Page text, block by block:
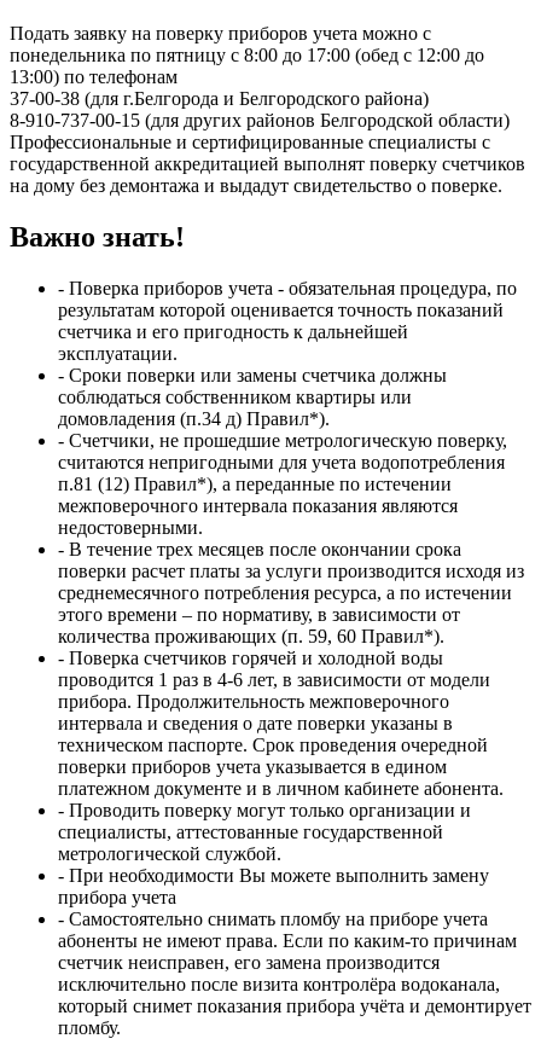
Подать заявку на поверку приборов учета можно с
понедельника по пятницу с 8:00 до 17:00 (обед с 12:00 до
13:00) по телефонам
37-00-38 (для г.Белгорода и Белгородского района)
8-910-737-00-15 (для других районов Белгородской области)
Профессиональные и сертифицированные специалисты с
государственной аккредитацией выполнят поверку счетчиков
на дому без демонтажа и выдадут свидетельство о поверке.
Важно знать!
- Поверка приборов учета - обязательная процедура, по
результатам которой оценивается точность показаний
счетчика и его пригодность к дальнейшей
эксплуатации.
- Сроки поверки или замены счетчика должны
соблюдаться собственником квартиры или
домовладения (п.34 д) Правил*).
- Счетчики, не прошедшие метрологическую поверку,
считаются непригодными для учета водопотребления
п.81 (12) Правил*), а переданные по истечении
межповерочного интервала показания являются
недостоверными.
- В течение трех месяцев после окончании срока
поверки расчет платы за услуги производится исходя из
среднемесячного потребления ресурса, а по истечении
этого времени – по нормативу, в зависимости от
количества проживающих (п. 59, 60 Правил*).
- Поверка счетчиков горячей и холодной воды
проводится 1 раз в 4-6 лет, в зависимости от модели
прибора. Продолжительность межповерочного
интервала и сведения о дате поверки указаны в
техническом паспорте. Срок проведения очередной
поверки приборов учета указывается в едином
платежном документе и в личном кабинете абонента.
- Проводить поверку могут только организации и
специалисты, аттестованные государственной
метрологической службой.
- При необходимости Вы можете выполнить замену
прибора учета
- Самостоятельно снимать пломбу на приборе учета
абоненты не имеют права. Если по каким-то причинам
счетчик неисправен, его замена производится
исключительно после визита контролёра водоканала,
который снимет показания прибора учёта и демонтирует
пломбу.